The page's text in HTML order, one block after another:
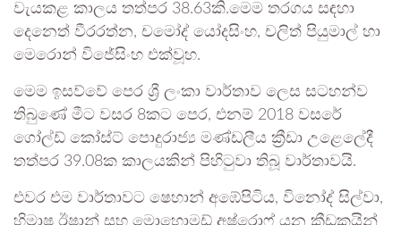
වැයකළ කාලය තත්පර 38.63කි.මෙම තරගය සඳහා
දෙනෙත් වීරරත්න, චමෝද් යෝදසිංහ, චලිත් පියුමාල් හා
මෙරොන් විජේසිංහ එක්වූහ.
මෙම ඉසව්වේ පෙර ශ්‍රී ලංකා වාර්තාව ලෙස සටහන්ව
තිබුණේ මීට වසර 8කට පෙර, එනම් 2018 වසරේ
ගෝල්ඩ් කෝස්ට් පොදුරාජ්‍ය මණ්ඩලීය ක්‍රීඩා උළෙලේදී
තත්පර 39.08ක කාලයකින් පිහිටුවා තිබූ වාර්තාවයි.
එවර එම වාර්තාවට ෂෙහාන් අඹේපිටිය, විනෝද් සිල්වා,
හිමාෂ ඊෂාන් සහ මොහොමඩ් අෂ්රොෆ් යන ක්‍රීඩකයින්